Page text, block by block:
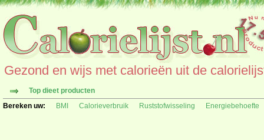
Gezond en wijs met calorieën uit de
Top dieet producten
Bereken uw:
BMI Calorieverbruik Ruststofwisseling Energiebehoefte